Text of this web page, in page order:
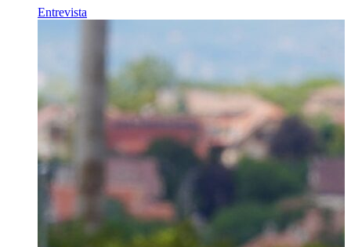
Entrevista